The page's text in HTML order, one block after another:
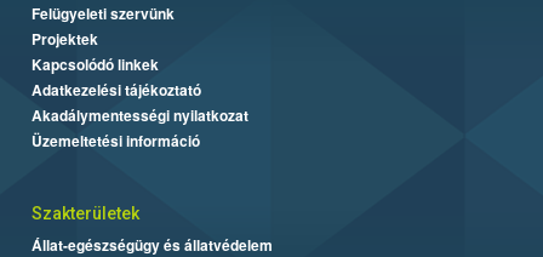
Felügyeleti szervünk
Projektek
Kapcsolódó linkek
Adatkezelési tájékoztató
Akadálymentességi nyilatkozat
Üzemeltetési információ
Szakterületek
Állat-egészségügy és állatvédelem